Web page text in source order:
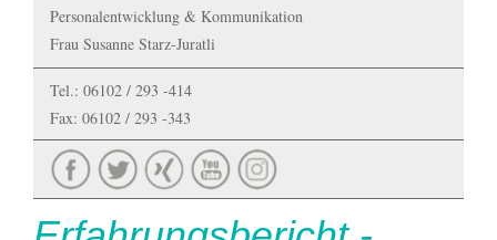
Personalentwicklung & Kommunikation
Frau Susanne Starz-Juratli
Tel.: 06102 / 293 -414
Fax: 06102 / 293 -343